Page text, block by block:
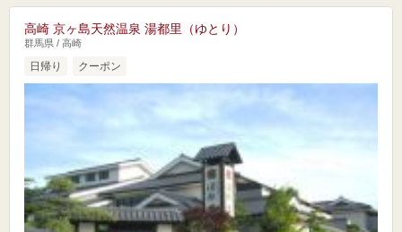
高崎 京ヶ島天然温泉 湯都里（ゆとり）
群馬県 / 高崎
日帰り クーポン